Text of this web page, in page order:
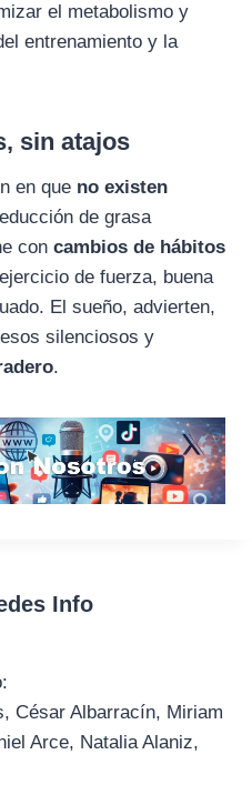
el metabolismo y
entrenamiento y la
sin atajos
en que no existen
de grasa
con cambios de hábitos
de fuerza, buena
El sueño, advierten,
silenciosos y
.
Info
César Albarracín, Miriam
Arce, Natalia Alaniz,